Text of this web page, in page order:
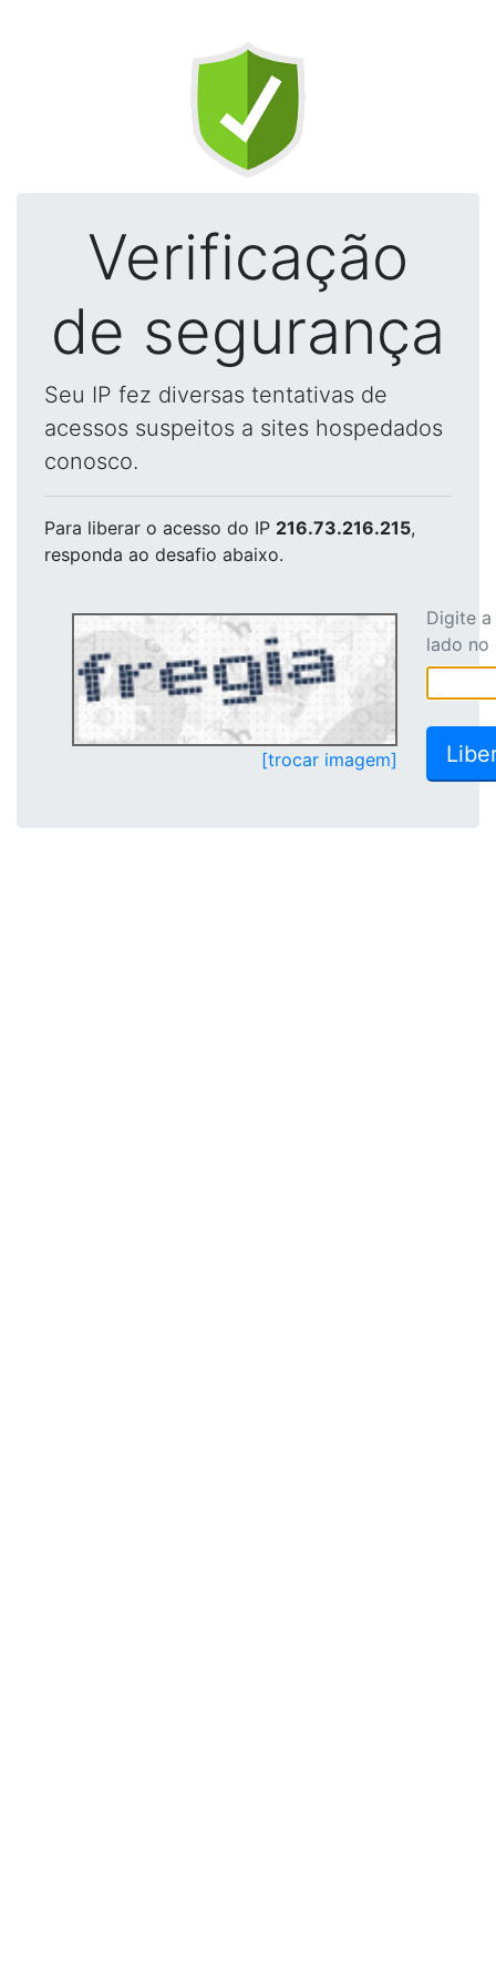
Verificação
de segurança
Seu IP fez diversas tentativas de
acessos suspeitos a sites hospedados
conosco.
Para liberar o acesso do IP 216.73.216.215,
responda ao desafio abaixo.
[trocar imagem]
Digite
lado no